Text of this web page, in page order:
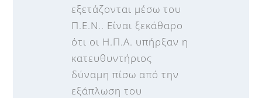
εξετάζονται μέσω του
Π.Ε.Ν.. Είναι ξεκάθαρο
ότι οι Η.Π.Α. υπήρξαν η
κατευθυντήριος
δύναμη πίσω από την
εξάπλωση του